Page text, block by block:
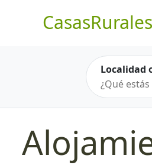
Localidad